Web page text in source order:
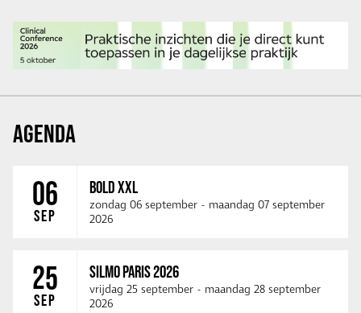
AGENDA
06
SEP
BOLD XXL
zondag 06 september - maandag 07 september
2026
25
SEP
SILMO PARIS 2026
vrijdag 25 september - maandag 28 september
2026